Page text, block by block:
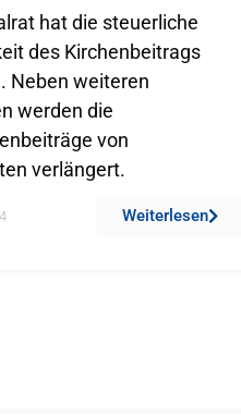
hat die steuerliche
des Kirchenbeitrags
Neben weiteren
werden die
von
verlängert.
Weiterlesen